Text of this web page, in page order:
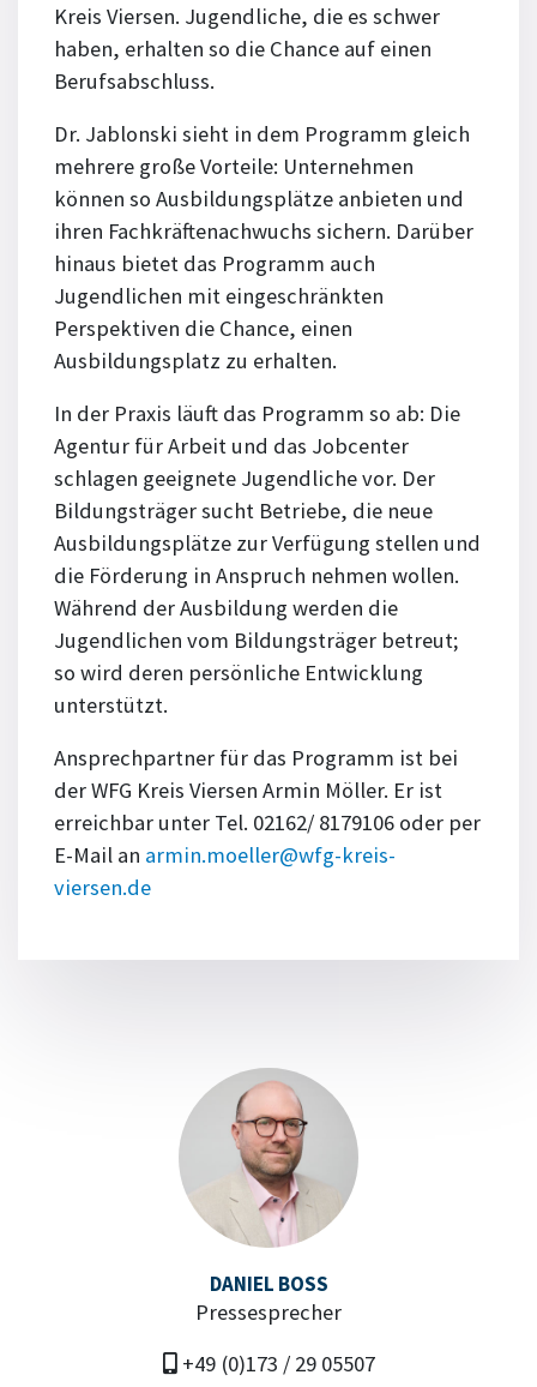
DANIEL BOSS
Pressesprecher
+49 (0)173 / 29 05507
Kreis Viersen. Jugendliche, die es schwer
haben, erhalten so die Chance auf einen
Berufsabschluss.
Dr. Jablonski sieht in dem Programm gleich
mehrere große Vorteile: Unternehmen
können so Ausbildungsplätze anbieten und
ihren Fachkräftenachwuchs sichern. Darüber
hinaus bietet das Programm auch
Jugendlichen mit eingeschränkten
Perspektiven die Chance, einen
Ausbildungsplatz zu erhalten.
In der Praxis läuft das Programm so ab: Die
Agentur für Arbeit und das Jobcenter
schlagen geeignete Jugendliche vor. Der
Bildungsträger sucht Betriebe, die neue
Ausbildungsplätze zur Verfügung stellen und
die Förderung in Anspruch nehmen wollen.
Während der Ausbildung werden die
Jugendlichen vom Bildungsträger betreut;
so wird deren persönliche Entwicklung
unterstützt.
Ansprechpartner für das Programm ist bei
der WFG Kreis Viersen Armin Möller. Er ist
erreichbar unter Tel. 02162/ 8179106 oder per
E-Mail an armin.moeller@wfg-kreis-
viersen.de